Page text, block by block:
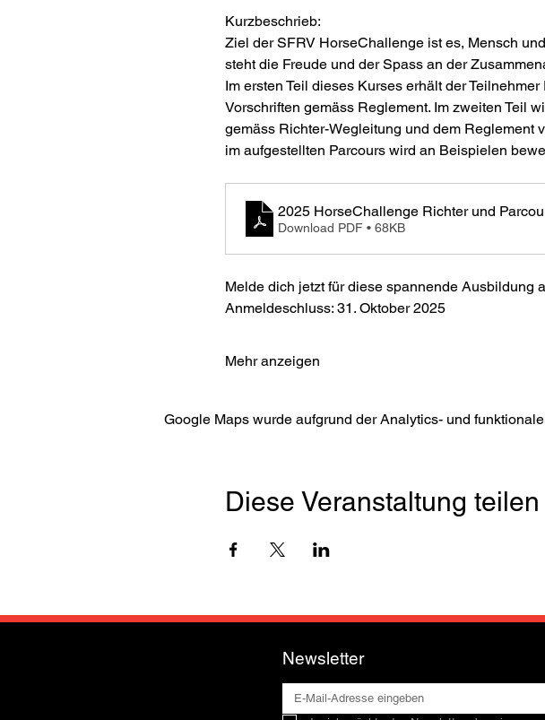
Kurzbeschrieb:
Ziel der SFRV HorseChallenge ist es, Mensch
steht die Freude und der Spass an der
Im ersten Teil dieses Kurses erhält der
Vorschriften gemäss Reglement. Im zweiten Teil
gemäss Richter-Wegleitung und dem Reglement
im aufgestellten Parcours wird an Beispielen
2025 HorseChallenge Richter und
Download PDF • 68KB
Melde dich jetzt für diese spannende Ausbildung
Anmeldeschluss: 31. Oktober 2025
Mehr anzeigen
Google Maps wurde aufgrund der Analytics- und
Diese Veranstaltung teilen
Newsletter